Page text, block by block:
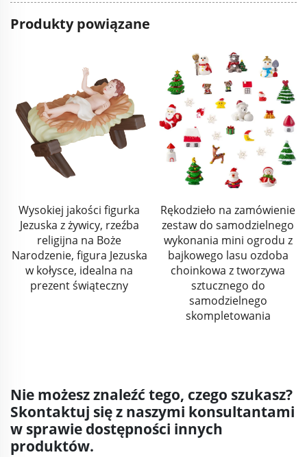
Produkty powiązane
Wysokiej jakości figurka
Jezuska z żywicy, rzeźba
religijna na Boże
Narodzenie, figura Jezuska
w kołysce, idealna na
prezent świąteczny
Rękodzieło na zamówienie
zestaw do samodzielnego
wykonania mini ogrodu z
bajkowego lasu ozdoba
choinkowa z tworzywa
sztucznego do
samodzielnego
skompletowania
Nie możesz znaleźć tego, czego szukasz?
Skontaktuj się z naszymi konsultantami
w sprawie dostępności innych
produktów.